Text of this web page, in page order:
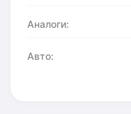
Аналоги:
Авто: